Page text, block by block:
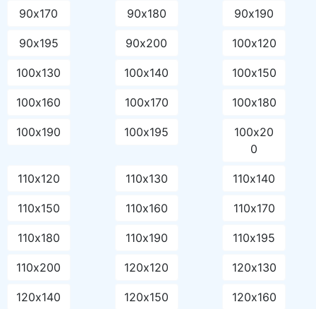
90х170 90х180 90х190
90х195 90х200 100х120
100х130 100х140 100х150
100х160 100х170 100х180
100х190 100х195
100х20
0
110х120 110х130 110х140
110х150 110х160 110х170
110х180 110х190 110х195
110х200 120х120 120х130
120х140 120х150 120х160